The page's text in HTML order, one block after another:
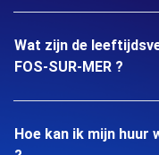
Wat zijn de
FOS-SUR-MER ?
Hoe kan ik mijn huur